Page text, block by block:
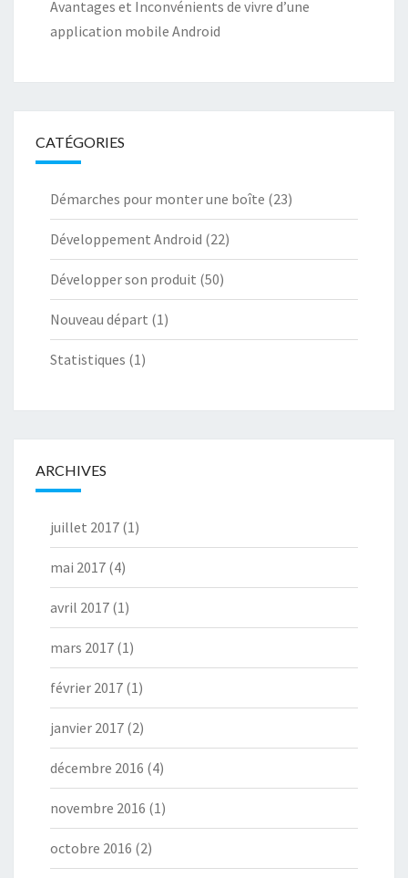
Avantages et Inconvénients de vivre d’une
application mobile Android
CATÉGORIES
Démarches pour monter une boîte (23)
Développement Android (22)
Développer son produit (50)
Nouveau départ (1)
Statistiques (1)
ARCHIVES
juillet 2017 (1)
mai 2017 (4)
avril 2017 (1)
mars 2017 (1)
février 2017 (1)
janvier 2017 (2)
décembre 2016 (4)
novembre 2016 (1)
octobre 2016 (2)